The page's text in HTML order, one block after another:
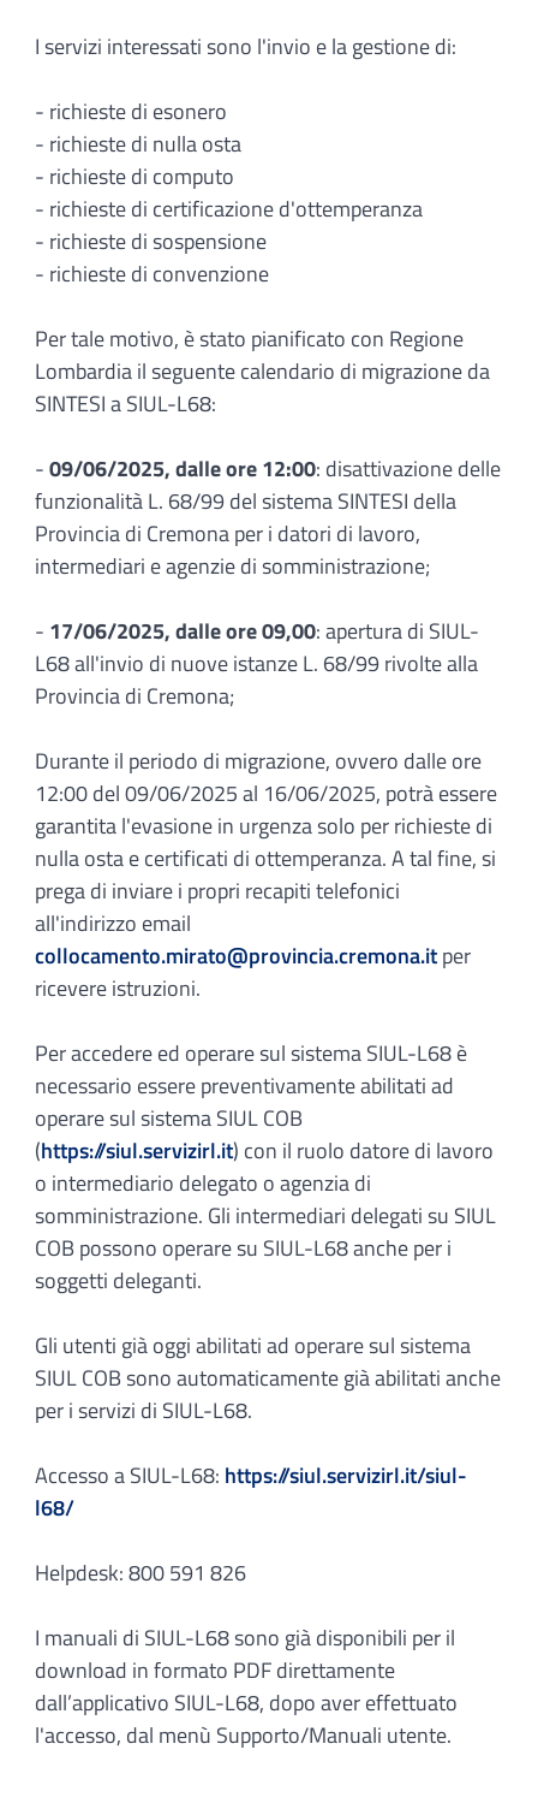
I servizi interessati sono l'invio e la gestione di:
- richieste di esonero
- richieste di nulla osta
- richieste di computo
- richieste di certificazione d'ottemperanza
- richieste di sospensione
- richieste di convenzione
Per tale motivo, è stato pianificato con Regione
Lombardia il seguente calendario di migrazione da
SINTESI a SIUL-L68:
-09/06/2025, dalle ore 12:00: disattivazione delle
funzionalità L. 68/99 del sistema SINTESI della
Provincia di Cremona per i datori di lavoro,
intermediari e agenzie di somministrazione;
- 17/06/2025, dalle ore 09,00: apertura di SIUL-
L68 all'invio di nuove istanze L. 68/99 rivolte alla
Provincia di Cremona;
Durante il periodo di migrazione, ovvero dalle ore
12:00 del 09/06/2025 al 16/06/2025, potrà essere
garantita l'evasione in urgenza solo per richieste di
nulla osta e certificati di ottemperanza. A tal fine, si
prega di inviare i propri recapiti telefonici
all'indirizzo email
collocamento.mirato@provincia.cremona.itper
ricevere istruzioni.
Per accedere ed operare sul sistema SIUL-L68 è
necessario essere preventivamente abilitati ad
operare sul sistema SIUL COB
(https://siul.servizirl.it) con il ruolo datore di lavoro
o intermediario delegato o agenzia di
somministrazione. Gli intermediari delegati su SIUL
COB possono operare su SIUL-L68 anche per i
soggetti deleganti.
Gli utenti già oggi abilitati ad operare sul sistema
SIUL COB sono automaticamente già abilitati anche
per i servizi di SIUL-L68.
Accesso a SIUL-L68: https://siul.servizirl.it/siul-
l68/
Helpdesk: 800 591 826
I manuali di SIUL-L68 sono già disponibili per il
download in formato PDF direttamente
dall’applicativo SIUL-L68, dopo aver effettuato
l'accesso, dal menù Supporto/Manuali utente.